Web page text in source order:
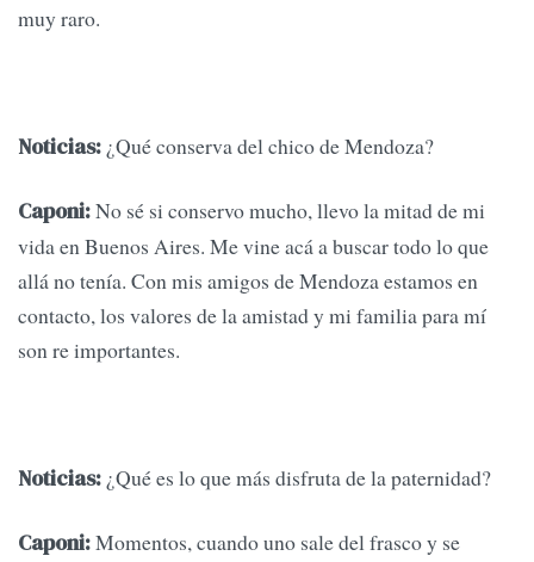
muy raro.
Noticias: ¿Qué conserva del chico de Mendoza?
Caponi:No sé si conservo mucho, llevo la mitad de mi
vida en Buenos Aires. Me vine acá a buscar todo lo que
allá no tenía. Con mis amigos de Mendoza estamos en
contacto, los valores de la amistad y mi familia para mí
son re importantes.
Noticias: ¿Qué es lo que más disfruta de la paternidad?
Caponi:Momentos, cuando uno sale del frasco y se